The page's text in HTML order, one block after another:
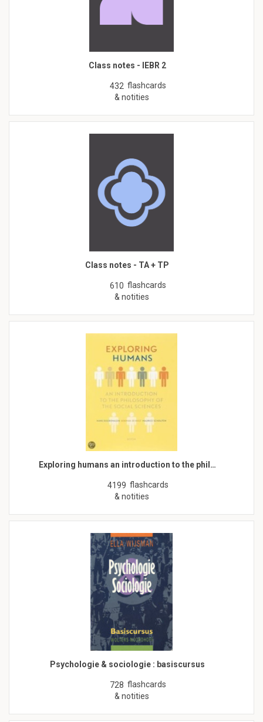
Class notes - IEBR 2
432 flashcards
& notities
Class notes - TA + TP
610 flashcards
& notities
Exploring humans an introduction to the phil…
4199 flashcards
& notities
Psychologie & sociologie : basiscursus
728 flashcards
& notities